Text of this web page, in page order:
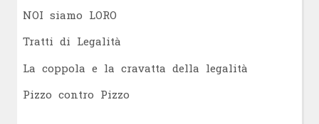
NOI siamo LORO
Tratti di Legalità
La coppola e la cravatta della legalità
Pizzo contro Pizzo